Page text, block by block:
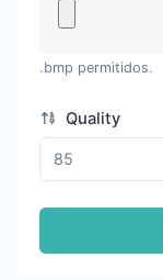
.bmp permitidos.
Quality